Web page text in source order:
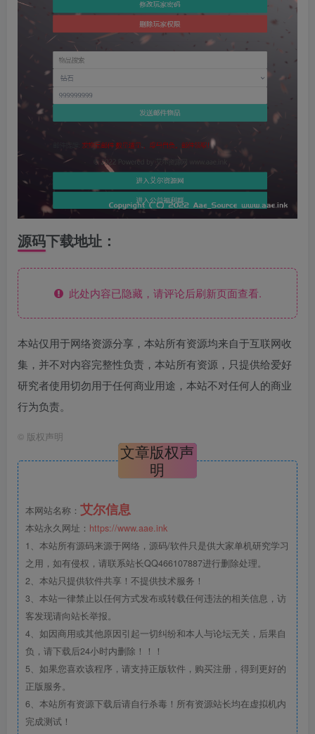
源码下载地址：
此处内容已隐藏，请评论后刷新页面查看.
本站仅用于网络资源分享，本站所有资源均来自于互联网收
集，并不对内容完整性负责，本站所有资源，只提供给爱好
研究者使用切勿用于任何商业用途，本站不对任何人的商业
行为负责。
© 版权声明
文章版权声
明
本网站名称： 艾尔信息
本站永久网址： https://www.aae.ink
1、本站所有源码来源于网络，源码/软件只是供大家单机研究学习
之用，如有侵权，请联系站长QQ466107887进行删除处理。
2、本站只提供软件共享！不提供技术服务！
3、本站一律禁止以任何方式发布或转载任何违法的相关信息，访
客发现请向站长举报。
4、如因商用或其他原因引起一切纠纷和本人与论坛无关，后果自
负，请下载后24小时内删除！！！
5、如果您喜欢该程序，请支持正版软件，购买注册，得到更好的
正版服务。
6、本站所有资源下载后请自行杀毒！所有资源站长均在虚拟机内
完成测试！